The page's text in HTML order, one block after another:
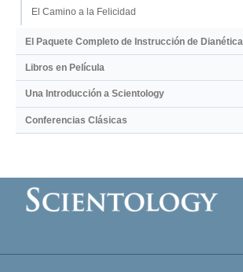
El Camino a la Felicidad
El Paquete Completo de Instrucción de Dianética
Libros en Película
Una Introducción a Scientology
Conferencias Clásicas